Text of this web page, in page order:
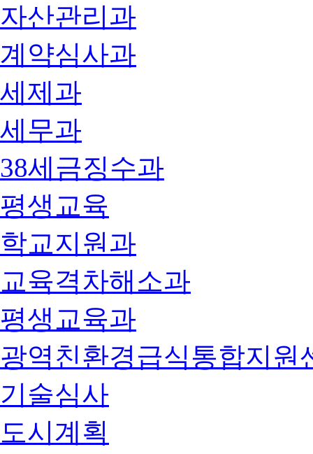
자산관리과
계약심사과
세제과
세무과
38세금징수과
평생교육
학교지원과
교육격차해소과
평생교육과
광역친환경급식통합지원
기술심사
도시계획